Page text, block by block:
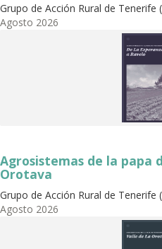
Grupo de Acción Rural de Tenerife
Agosto 2026
Agrosistemas de la papa
Orotava
Grupo de Acción Rural de Tenerife
Agosto 2026